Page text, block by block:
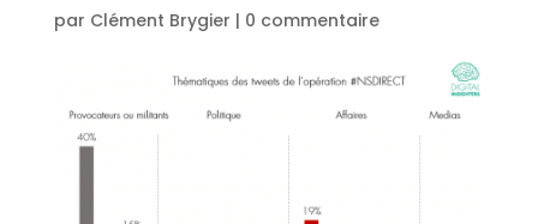
par Clément Brygier | 0 commentaire